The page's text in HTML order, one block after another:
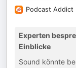
Podcast Addict
Experten
Einblicke
Sound könnte